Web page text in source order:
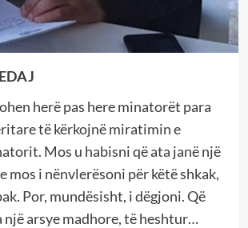
herë pas here minatorët para
të kërkojnë miratimin e
Mos u habisni që ata janë një
mos i nënvlerësoni për këtë shkak,
Por, mundësisht, i dëgjoni. Që
një arsye madhore, të heshtur…